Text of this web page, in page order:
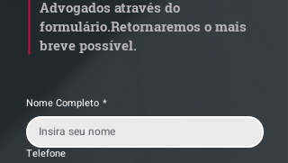
transportadoras
Advogados através do
formulário.Retornaremos o mais
breve possível.
Nome Completo *
Telefone